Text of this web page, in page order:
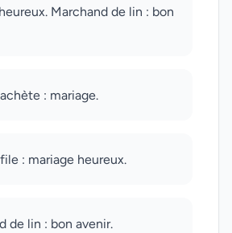
Marchand de lin : bon
: mariage.
: mariage heureux.
de lin : bon avenir.